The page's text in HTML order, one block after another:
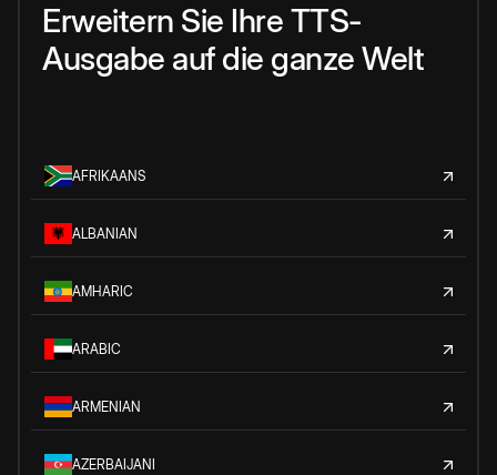
Erweitern Sie Ihre TTS-
Ausgabe auf die ganze Welt
AFRIKAANS
ALBANIAN
AMHARIC
ARABIC
ARMENIAN
AZERBAIJANI